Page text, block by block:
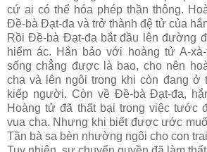
cứ ai có thể hóa phép thần thông.
Ðề-bà Ðạt-đa và trở thành đệ tử của
Rồi Ðề-bà Ðạt-đa bắt đầu lên đường
hiểm ác. Hắn bảo với hoàng tử A-
sống chẳng được là bao, cho nên
cha và lên ngôi trong khi còn đang ở
kiếp người. Còn về Ðề-bà Ðạt-đa,
Hoàng tử đã thất bại trong việc tước
vua cha. Nhưng khi biết được ước
Tần bà sa bèn nhường ngôi cho con